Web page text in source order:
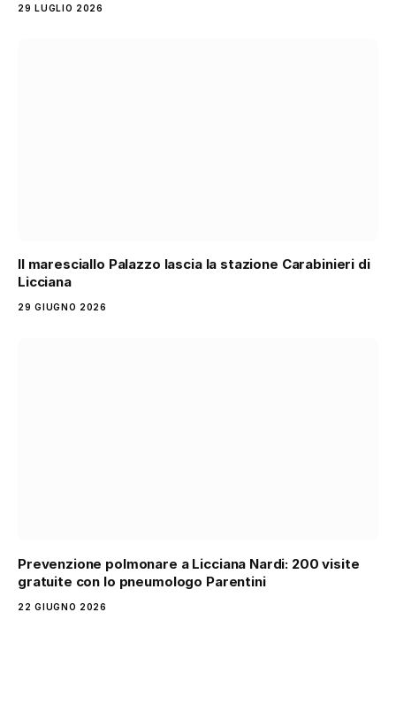
29 LUGLIO 2026
Il maresciallo Palazzo lascia la stazione Carabinieri di
Licciana
29 GIUGNO 2026
Prevenzione polmonare a Licciana Nardi: 200 visite
gratuite con lo pneumologo Parentini
22 GIUGNO 2026